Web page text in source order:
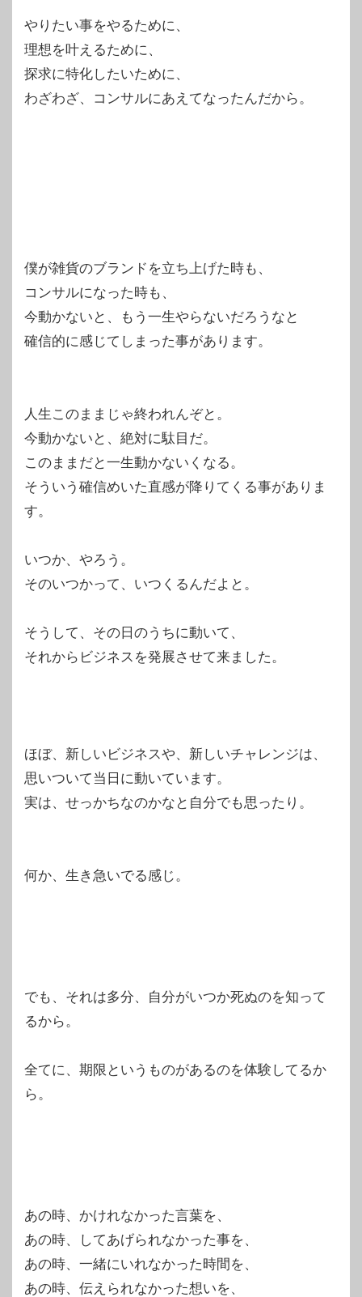
やりたい事をやるために、
理想を叶えるために、
探求に特化したいために、
わざわざ、コンサルにあえてなったんだから。
僕が雑貨のブランドを立ち上げた時も、
コンサルになった時も、
今動かないと、もう一生やらないだろうなと
確信的に感じてしまった事があります。
人生このままじゃ終われんぞと。
今動かないと、絶対に駄目だ。
このままだと一生動かないくなる。
そういう確信めいた直感が降りてくる事がありま
す。
いつか、やろう。
そのいつかって、いつくるんだよと。
そうして、その日のうちに動いて、
それからビジネスを発展させて来ました。
ほぼ、新しいビジネスや、新しいチャレンジは、
思いついて当日に動いています。
実は、せっかちなのかなと自分でも思ったり。
何か、生き急いでる感じ。
でも、それは多分、自分がいつか死ぬのを知って
るから。
全てに、期限というものがあるのを体験してるか
ら。
あの時、かけれなかった言葉を、
あの時、してあげられなかった事を、
あの時、一緒にいれなかった時間を、
あの時、伝えられなかった想いを、